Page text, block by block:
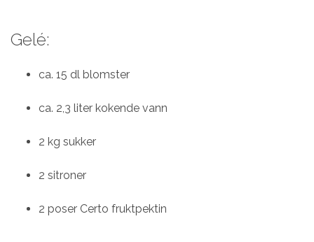
Gelé:­­
ca. 15 dl blomster
ca. 2,3 liter kokende vann
2 kg sukker
2 sitroner
2 poser Certo fruktpektin